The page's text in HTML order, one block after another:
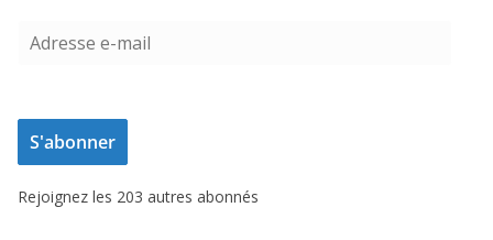
e
s
e
S'abonner
Rejoignez les 203 autres abonnés